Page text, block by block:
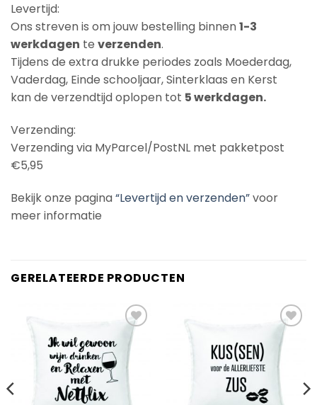
Levertijd:
Ons streven is om jouw bestelling binnen1-3
werkdagen te verzenden.
Tijdens de extra drukke periodes zoals Moederdag,
Vaderdag, Einde schooljaar, Sinterklaas en Kerst
kan de verzendtijd oplopen tot 5 werkdagen.
Verzending:
Verzending via MyParcel/PostNL met pakketpost
€5,95
Bekijk onze pagina“Levertijd en verzenden”voor
meer informatie
GERELATEERDE PRODUCTEN
Add to
Wishlist
Add to
Wishlist